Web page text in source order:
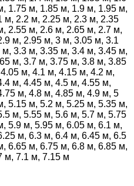
1.75 м, 1.85 м, 1.9 м, 1.95 м,
м, 2.2 м, 2.25 м, 2.3 м, 2.35
2.55 м, 2.6 м, 2.65 м, 2.7 м,
м, 2.95 м, 3 м, 3.05 м, 3.1
3.3 м, 3.35 м, 3.4 м, 3.45 м,
м, 3.7 м, 3.75 м, 3.8 м, 3.85
м, 4.1 м, 4.15 м, 4.2 м,
м, 4.45 м, 4.5 м, 4.55 м,
м, 4.8 м, 4.85 м, 4.9 м, 5
5.15 м, 5.2 м, 5.25 м, 5.35 м,
м, 5.55 м, 5.6 м, 5.7 м, 5.75
5.9 м, 5.95 м, 6.05 м, 6.1 м,
м, 6.3 м, 6.4 м, 6.45 м, 6.5
6.65 м, 6.75 м, 6.8 м, 6.85 м,
м, 7.1 м, 7.15 м